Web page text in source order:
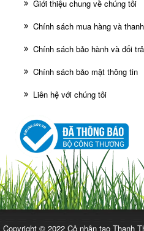
Giới thiệu chung về chúng tôi
Chính sách mua hàng và
Chính sách bảo hành và đổi trả
Chính sách bảo mật thông tin
Liên hệ với chúng tôi
Copyright © 2022 Cỏ nhân tạo Thanh